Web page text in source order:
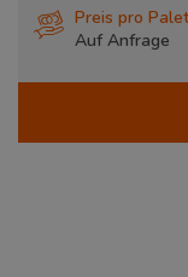
Preis pro
Auf Anfrage